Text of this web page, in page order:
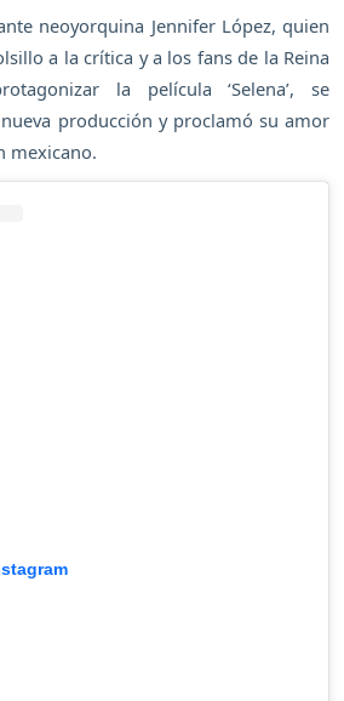
neoyorquina Jennifer López, quien
a la crítica y a los fans de la Reina
la película ‘Selena’, se
producción y proclamó su amor
mexicano.